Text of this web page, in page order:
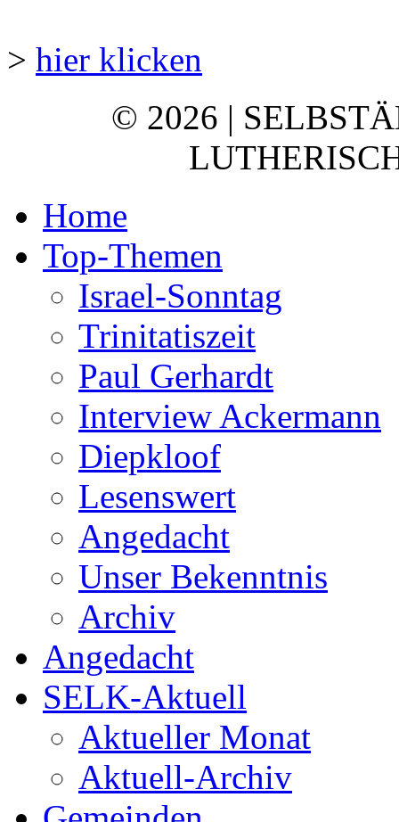
> hier klicken
© 2026 |
Home
Top-Themen
Israel-Sonntag
Trinitatiszeit
Paul Gerhardt
Interview Ackermann
Diepkloof
Lesenswert
Angedacht
Unser Bekenntnis
Archiv
Angedacht
SELK-Aktuell
Aktueller Monat
Aktuell-Archiv